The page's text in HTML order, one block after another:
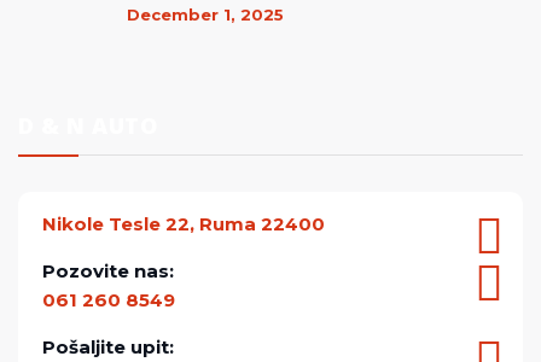
December 1, 2025
Nikole Tesle 22, Ruma 22400
Pozovite nas:
061 260 8549
Pošaljite upit: